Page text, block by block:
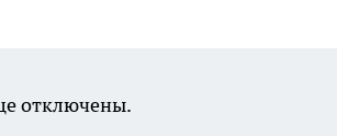
отключены.